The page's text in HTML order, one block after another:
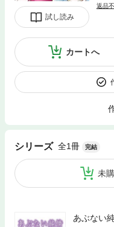
試し読み
返品
カートへ
シリーズ 全1冊 完結
未
あぶない